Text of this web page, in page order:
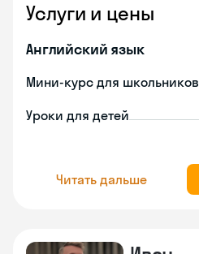
Услуги и цены
Английский язык
Мини-курс для школьников
Уроки для детей
Читать дальше